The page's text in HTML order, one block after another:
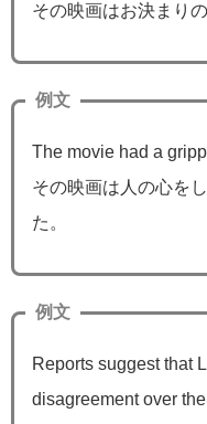
その映画はお決まりの
例文
The movie had a
その映画は人の心を
た。
例文
Reports suggest that
disagreement over